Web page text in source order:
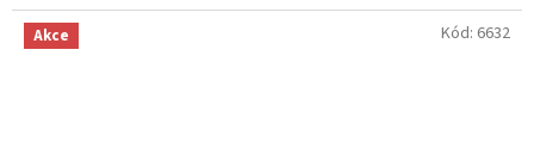
Akce Kód: 6632